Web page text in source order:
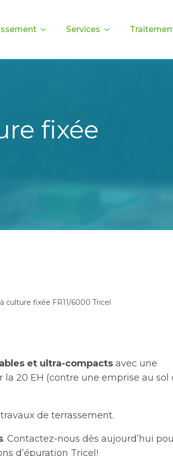
Services
fixée
culture fixée FR11/6000 Tricel
et ultra-compacts avec une
la 20 EH (contre une emprise au sol
de terrassement.
. Contactez-nous dès aujourd’hui
d’épuration Tricel!